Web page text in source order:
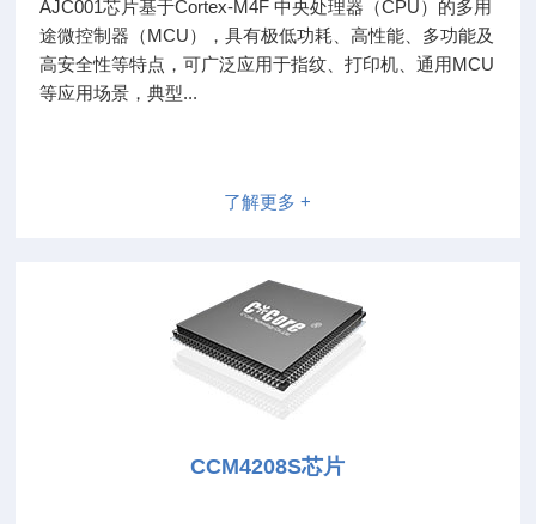
AJC001芯片基于Cortex-M4F 中央处理器（CPU）的多用
途微控制器（MCU），具有极低功耗、高性能、多功能及
高安全性等特点，可广泛应用于指纹、打印机、通用MCU
等应用场景，典型...
了解更多 +
CCM4208S芯片